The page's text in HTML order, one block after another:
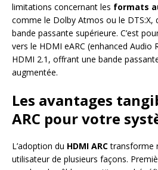
limitations concernant les formats
comme le Dolby Atmos ou le DTS:X,
bande passante supérieure. C’est
vers le HDMI eARC (enhanced Audio
HDMI 2.1, offrant une bande
augmentée.
Les avantages
ARC pour votre
L’adoption du HDMI ARCtransforme
utilisateur de plusieurs façons.